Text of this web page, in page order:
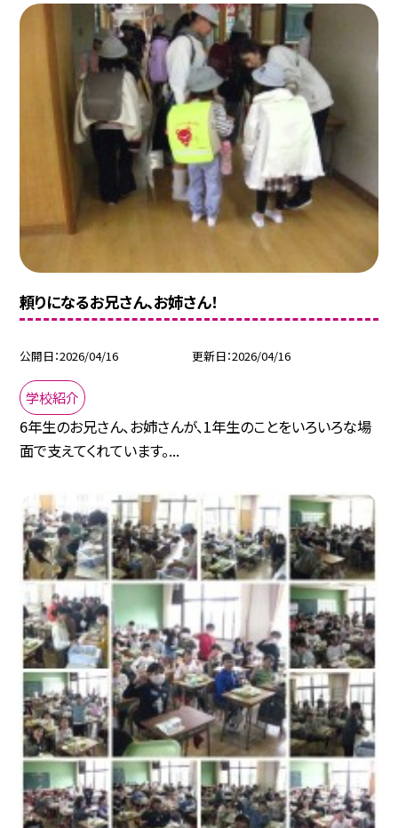
頼りになるお兄さん、お姉さん！
公開日 2026/04/16 更新日 2026/04/16
学校紹介
6年生のお兄さん、お姉さんが、1年生のことをいろいろな場
面で支えてくれています。...